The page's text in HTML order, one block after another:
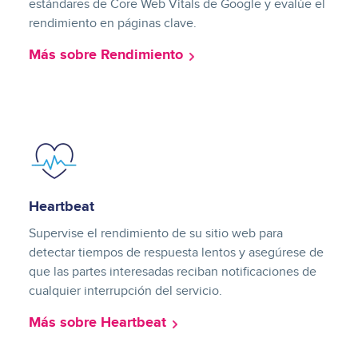
estándares de Core Web Vitals de Google y evalúe el
rendimiento en páginas clave.
Más sobre Rendimiento
Image
Heartbeat
Supervise el rendimiento de su sitio web para
detectar tiempos de respuesta lentos y asegúrese de
que las partes interesadas reciban notificaciones de
cualquier interrupción del servicio.
Más sobre Heartbeat